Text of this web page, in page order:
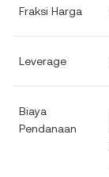
Fraksi Harga
Leverage
Biaya
Pendanaan